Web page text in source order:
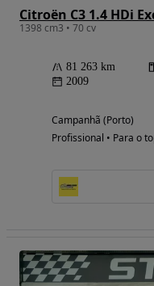
Citroën C3 1.4 HDi
1398 cm3 • 70 cv
81 263 km
2009
Campanhã (Porto)
Profissional • Para o